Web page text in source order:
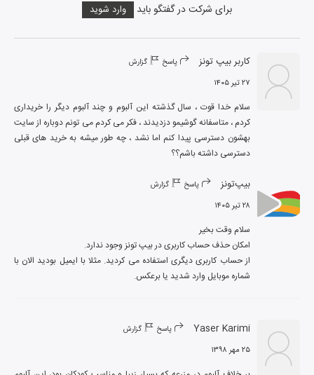
برای شرکت در گفتگو باید وارد شوید
کاربر بیپ تونز پاسخ گزارش
۲۷ تیر ۱۴۰۵
سلام خدا قوت ، سال گذشته این آلبوم و چند آلبوم دیگر را خریداری
کردم ، متاسفانه گوشیمو دزدیدند ، فکر می کردم می تونم دوباره از سایت
دسترسی داشته باشم؟؟
بیپ‌تونز پاسخ گزارش
۲۸ تیر ۱۴۰۵
از حساب کاربری دیگری استفاده می کردید. مثلا با ایمیل بودید الان با
شماره موبایل وارد شدید یا برعکس.
Yaser Karimi پاسخ گزارش
۲۵ مهر ۱۳۹۸